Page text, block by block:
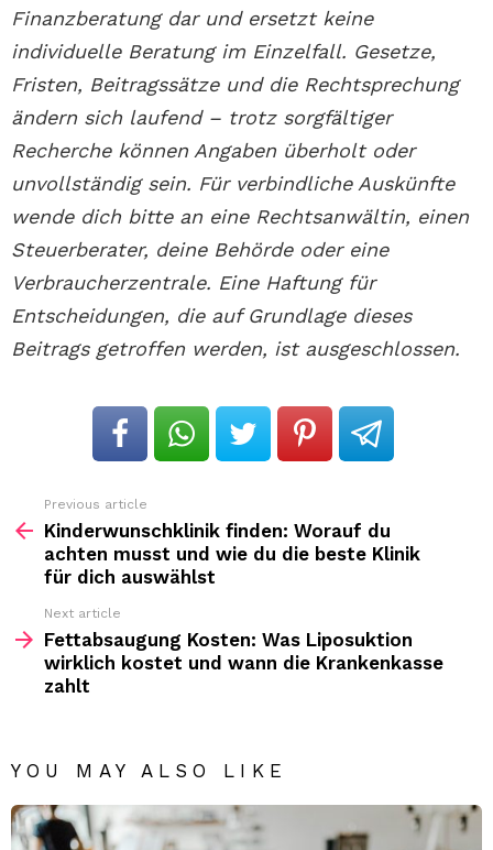
Finanzberatung dar und ersetzt keine
individuelle Beratung im Einzelfall. Gesetze,
Fristen, Beitragssätze und die Rechtsprechung
ändern sich laufend – trotz sorgfältiger
Recherche können Angaben überholt oder
unvollständig sein. Für verbindliche Auskünfte
wende dich bitte an eine Rechtsanwältin, einen
Steuerberater, deine Behörde oder eine
Verbraucherzentrale. Eine Haftung für
Entscheidungen, die auf Grundlage dieses
Beitrags getroffen werden, ist ausgeschlossen.
more
Previous article
Kinderwunschklinik finden: Worauf du
achten musst und wie du die beste Klinik
für dich auswählst
Next article
Fettabsaugung Kosten: Was Liposuktion
wirklich kostet und wann die Krankenkasse
zahlt
YOU MAY ALSO LIKE